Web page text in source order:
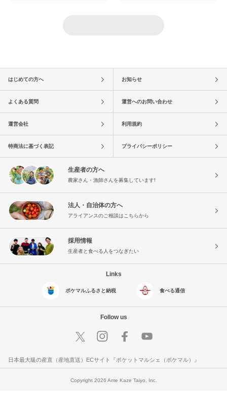
はじめての方へ お知らせ
よくある質問 運営へのお問い合わせ
運営会社 利用規約
特商法に基づく表記 プライバシーポリシー
生産者の方へ
農家さん・漁師さんを募集しています!
法人・自治体の方へ
アライアンスのご相談はこちらから
採用情報
生産者と食べる人をつなぎたい
Links
ポケマルふるさと納税 食べる通信
Follow us
日本最大級の産直（産地直送）ECサイト『ポケットマルシェ（ポケマル）』
Copyright 2026 Ame Kaze Taiyo, Inc.